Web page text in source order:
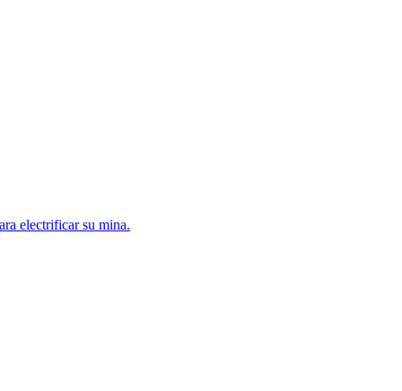
electrificar su mina.